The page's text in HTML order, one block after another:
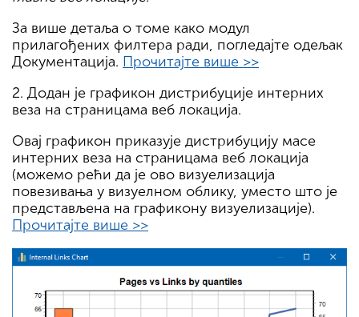
За више детаља о томе како модул
прилагођених филтера ради, погледајте одељак
Документација. Прочитајте више >>
2. Додан је графикон дистрибуције интерних
веза на страницама веб локација.
Овај графикон приказује дистрибуцију масе
интерних веза на страницама веб локација
(можемо рећи да је ово визуелизација
повезивања у визуелном облику, уместо што је
представљена на графикону визуелизације).
Прочитајте више >>